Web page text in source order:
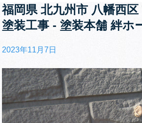
福岡県 北九州市 八幡西
塗装工事 ‐ 塗装本舗 絆ホ
2023年11月7日